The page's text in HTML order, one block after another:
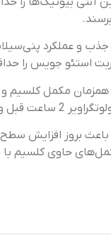
و عملکرد
ساعت قبل یا بعد از این دارو مصرف
کلسیم دریافت شود.
باعث بروز افزایش
حاوی کلسیم